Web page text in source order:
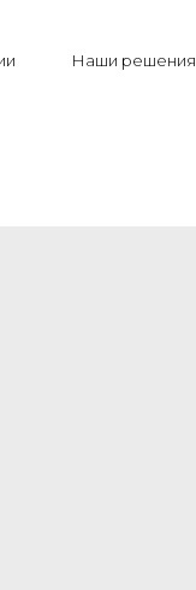
Наши решения